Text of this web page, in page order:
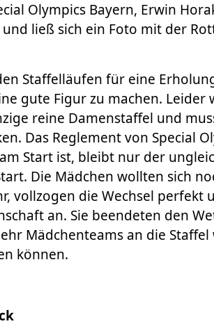
Olympics Bayern, Erwin
ließ sich ein Foto mit der
Staffelläufen für eine
gute Figur zu machen. Leider
reine Damenstaffel und
Das Reglement von Special
Start ist, bleibt nur der
Die Mädchen wollten sich
vollzogen die Wechsel perfekt
an. Sie beendeten den
Mädchenteams an die Staffel
können.